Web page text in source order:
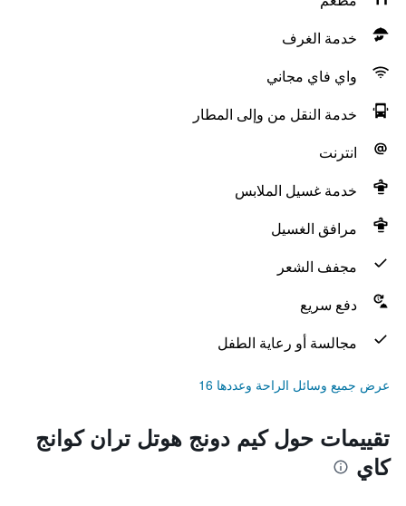
خدمة الغرف
واي فاي مجاني
خدمة النقل من وإلى المطار
انترنت
خدمة غسيل الملابس
مرافق الغسيل
مجفف الشعر
دفع سريع
مجالسة أو رعاية الطفل
عرض جميع وسائل الراحة وعددها 16
تقييمات حول كيم دونج هوتل تران كوانج
كاي